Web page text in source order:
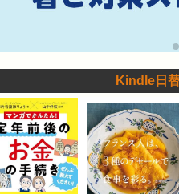
Kindle日